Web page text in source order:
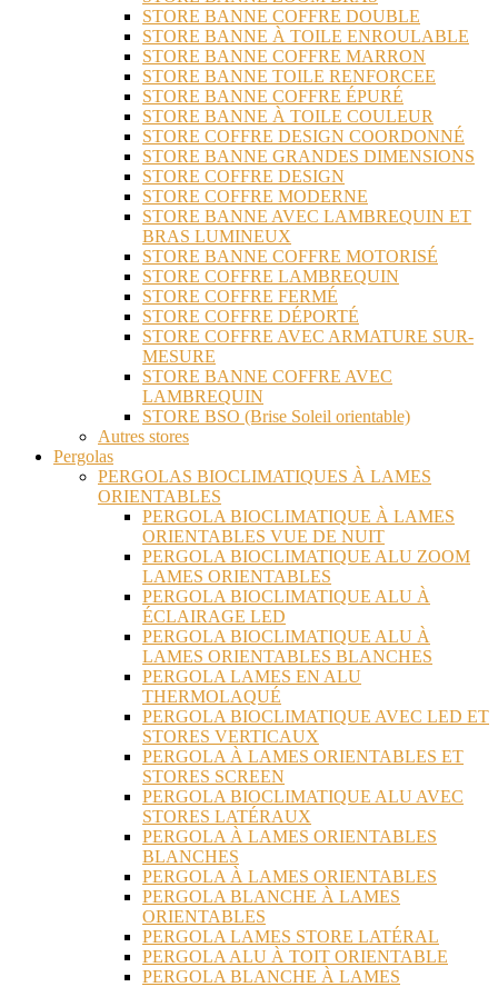
STORE BANNE COFFRE DOUBLE
STORE BANNE À TOILE ENROULABLE
STORE BANNE COFFRE MARRON
STORE BANNE TOILE RENFORCEE
STORE BANNE COFFRE ÉPURÉ
STORE BANNE À TOILE COULEUR
STORE COFFRE DESIGN COORDONNÉ
STORE BANNE GRANDES DIMENSIONS
STORE COFFRE DESIGN
STORE COFFRE MODERNE
STORE BANNE AVEC LAMBREQUIN ET
BRAS LUMINEUX
STORE BANNE COFFRE MOTORISÉ
STORE COFFRE LAMBREQUIN
STORE COFFRE FERMÉ
STORE COFFRE DÉPORTÉ
STORE COFFRE AVEC ARMATURE SUR-
MESURE
STORE BANNE COFFRE AVEC
LAMBREQUIN
STORE BSO (Brise Soleil orientable)
Autres stores
Pergolas
PERGOLAS BIOCLIMATIQUES À LAMES
ORIENTABLES
PERGOLA BIOCLIMATIQUE À LAMES
ORIENTABLES VUE DE NUIT
PERGOLA BIOCLIMATIQUE ALU ZOOM
LAMES ORIENTABLES
PERGOLA BIOCLIMATIQUE ALU À
ÉCLAIRAGE LED
PERGOLA BIOCLIMATIQUE ALU À
LAMES ORIENTABLES BLANCHES
PERGOLA LAMES EN ALU
THERMOLAQUÉ
PERGOLA BIOCLIMATIQUE AVEC LED ET
STORES VERTICAUX
PERGOLA À LAMES ORIENTABLES ET
STORES SCREEN
PERGOLA BIOCLIMATIQUE ALU AVEC
STORES LATÉRAUX
PERGOLA À LAMES ORIENTABLES
BLANCHES
PERGOLA À LAMES ORIENTABLES
PERGOLA BLANCHE À LAMES
ORIENTABLES
PERGOLA LAMES STORE LATÉRAL
PERGOLA ALU À TOIT ORIENTABLE
PERGOLA BLANCHE À LAMES